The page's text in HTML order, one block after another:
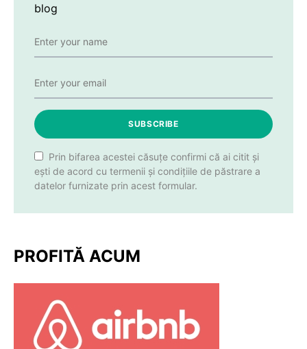
blog
SUBSCRIBE
Prin bifarea acestei căsuțe confirmi că ai citit și
ești de acord cu termenii și condițiile de păstrare a
datelor furnizate prin acest formular.
PROFITĂ ACUM